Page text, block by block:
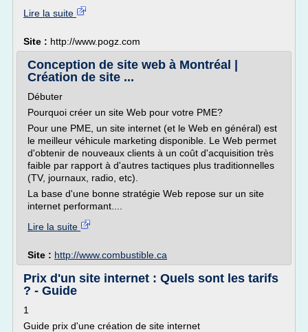
Lire la suite
Site : http://www.pogz.com
Conception de site web à Montréal |
Création de site ...
Débuter
Pourquoi créer un site Web pour votre PME?
Pour une PME, un site internet (et le Web en général) est
le meilleur véhicule marketing disponible. Le Web permet
d'obtenir de nouveaux clients à un coût d'acquisition très
faible par rapport à d'autres tactiques plus traditionnelles
(TV, journaux, radio, etc).
La base d'une bonne stratégie Web repose sur un site
internet performant....
Lire la suite
Site : http://www.combustible.ca
Prix d'un site internet : Quels sont les tarifs
? - Guide
1
Guide prix d'une création de site internet